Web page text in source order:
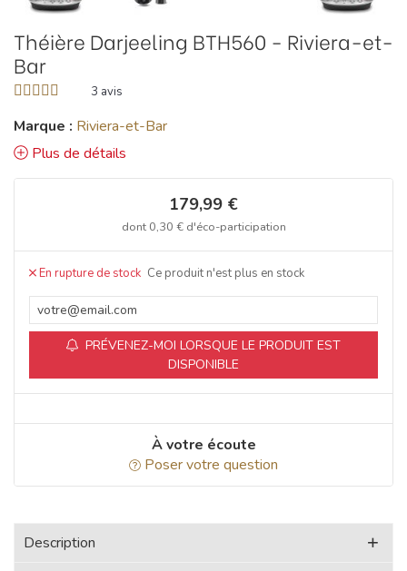
Théière Darjeeling BTH560 - Riviera-et-
Bar
3 avis
Marque : Riviera-et-Bar
Plus de détails
179,99 €
dont 0,30 €d'éco-participation
Ce produit n'est plus en stock
PRÉVENEZ-MOI LORSQUE LE PRODUIT EST
DISPONIBLE
À votre écoute
Poser votre question
Description